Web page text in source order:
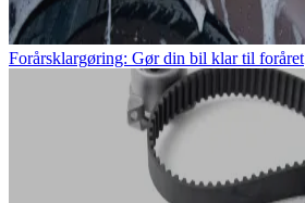
Forårsklargøring: Gør din bil klar til foråret